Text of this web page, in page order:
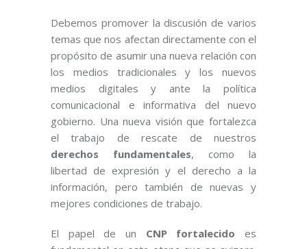
Debemos promover la discusión de varios
temas que nos afectan directamente con el
propósito de asumir una nueva relación con
los medios tradicionales y los nuevos
medios digitales y ante la política
comunicacional e informativa del nuevo
gobierno. Una nueva visión que fortalezca
el trabajo de rescate de nuestros
derechos fundamentales, como la
libertad de expresión y el derecho a la
información, pero también de nuevas y
mejores condiciones de trabajo.
El papel de un CNP fortalecido es